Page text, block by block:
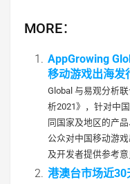
MORE：
AppGrowing
移动游戏出海发
Global 与易观分析
析2021》，针对中
同国家及地区的产
公众对中国移动游
及开发者提供参考意
港澳台市场近30